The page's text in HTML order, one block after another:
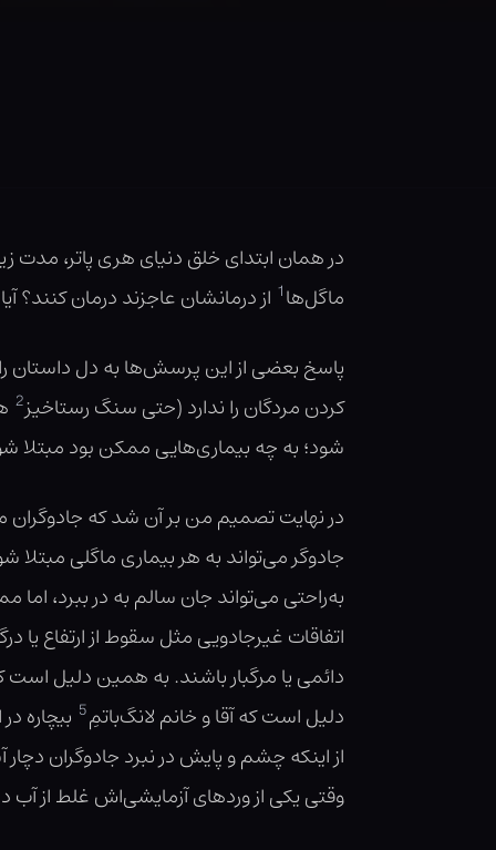
در همان ابتدای خلق دنیای هری پاتر، مدت
ماگل‌ها1 از درمانشان عاجزند درمان
پاسخ بعضی از این پرسش‌ها به دل داستان
کردن مردگان را ندارد (حتی سنگ رستاخیز2
شود؛ به چه بیماری‌هایی ممکن بود مبتلا
در نهایت تصمیم من بر آن شد که جادوگران
جادوگر می‌تواند به هر بیماری ماگلی
به‌راحتی می‌تواند جان سالم به در ببرد،
اتفاقات غیرجادویی مثل سقوط از ارتفاع
دائمی یا مرگبار باشند. به همین دلیل است
دلیل است که آقا و خانم لانگ‌باتمِ5 بیچاره
از اینکه چشم و پایش در نبرد جادوگران
وقتی یکی از وردهای آزمایشی‌اش غلط از آب